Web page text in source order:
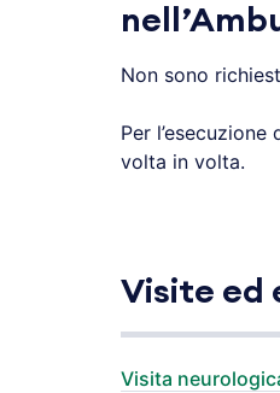
Non sono
Per l’esecuzione
volta in volta.
Visite ed
Visita